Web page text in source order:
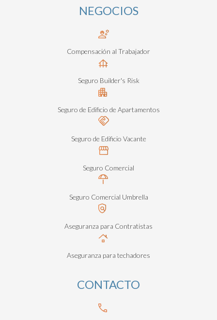
NEGOCIOS
Compensación al Trabajador
Seguro Builder's Risk
Seguro de Edificio de Apartamentos
Seguro de Edificio Vacante
Seguro Comercial
Seguro Comercial Umbrella
Aseguranza para Contratistas
Aseguranza para techadores
CONTACTO